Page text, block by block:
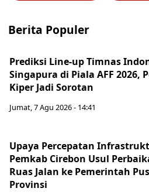
Berita Populer
Prediksi Line-up Timnas
Singapura di Piala AFF 2026,
Kiper Jadi Sorotan
Jumat, 7 Agu 2026 - 14:41
Upaya Percepatan
Pemkab Cirebon Usul
Ruas Jalan ke Pemerintah
Provinsi